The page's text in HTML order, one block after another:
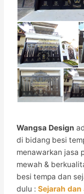
Wangsa Design
di bidang besi
menawarkan jasa
mewah &
besi tempa dan
dulu : Sejarah